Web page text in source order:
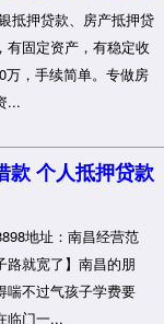
抵押贷款、房产抵押贷
有固定资产，有稳定收
万，手续简单。专做房
...
款 个人抵押贷款
地址：南昌经营范
路就宽了】南昌的朋
喘不过气孩子学费要
临门一...